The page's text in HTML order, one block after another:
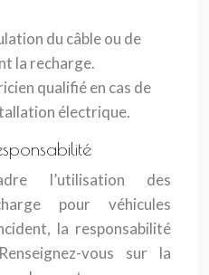
du câble ou de
la recharge.
qualifié en cas de
électrique.
l’utilisation des
pour véhicules
la responsabilité
vous sur la